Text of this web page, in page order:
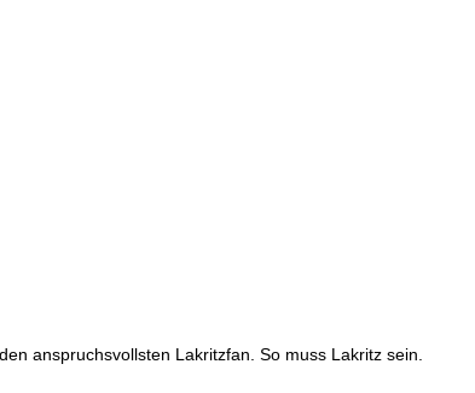
anspruchsvollsten Lakritzfan. So muss Lakritz sein.